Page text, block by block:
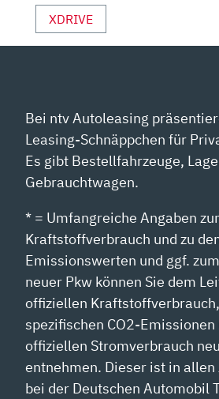
XDRIVE
Bei ntv Autoleasing
Leasing-Schnäppchen für
Es gibt Bestellfahrzeuge,
Gebrauchtwagen.
* = Umfangreiche Angaben
Kraftstoffverbrauch und zu
Emissionswerten und ggf.
neuer Pkw können Sie dem
offiziellen
spezifischen CO2-Emissionen
offiziellen Stromverbrauch
entnehmen. Dieser ist in
bei der Deutschen Automobil